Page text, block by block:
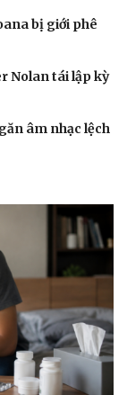
bị giới phê
Nolan tái lập kỳ
âm nhạc lệch